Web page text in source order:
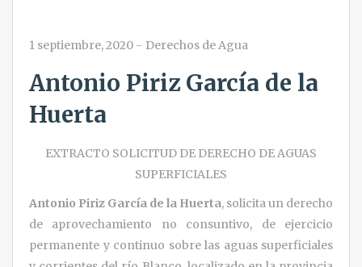
1 septiembre, 2020 - Derechos de Agua
Antonio Piriz García de la
Huerta
EXTRACTO SOLICITUD DE DERECHO DE AGUAS
SUPERFICIALES
Antonio Piriz García de la Huerta, solicita un derecho
de aprovechamiento no consuntivo, de ejercicio
permanente y continuo sobre las aguas superficiales